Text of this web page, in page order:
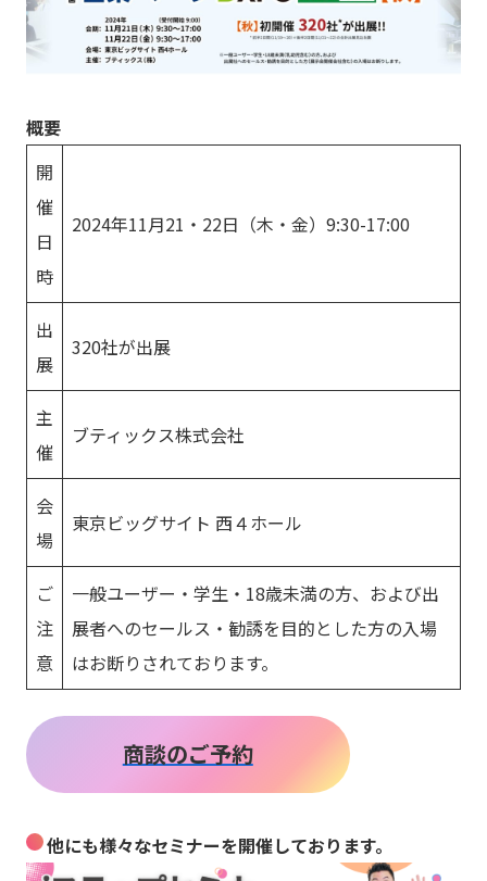
概要
開
催
日
時
2024年11月21・22日（木・金）9:30-17:00
出
展
320社が出展
主
催
ブティックス株式会社
会
場
東京ビッグサイト 西４ホール
ご
注
意
一般ユーザー・学生・18歳未満の方、および出
展者へのセールス・勧誘を目的とした方の入場
はお断りされております。
商談のご予約
他にも様々なセミナーを開催しております。